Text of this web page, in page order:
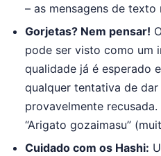
– as mensagens de texto
Gorjetas? Nem pensar!
pode ser visto como um
qualidade já é esperado
qualquer tentativa de dar
provavelmente
“Arigato gozaimasu”
Cuidado com os Hashi: